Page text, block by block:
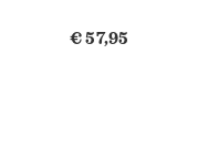
€ 57,95